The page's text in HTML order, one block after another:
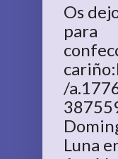
Os
para
/
Luna